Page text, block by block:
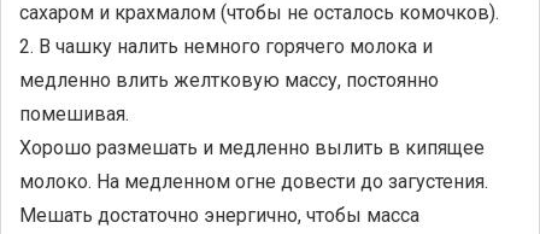
сахаром и крахмалом (чтобы не осталось комочков).
2. В чашку налить немного горячего молока и
медленно влить желтковую массу, постоянно
помешивая.
Хорошо размешать и медленно вылить в кипящее
молоко. На медленном огне довести до загустения.
Мешать достаточно энергично, чтобы масса